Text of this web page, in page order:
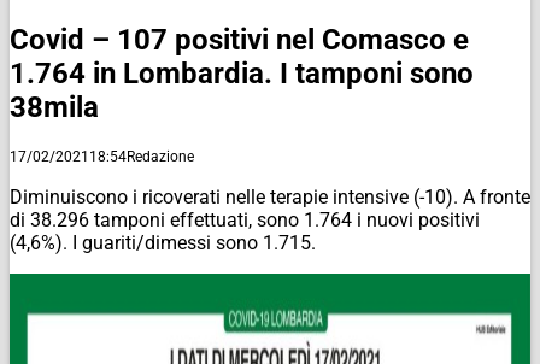
Covid – 107 positivi nel Comasco e
1.764 in Lombardia. I tamponi sono
38mila
17/02/2021 18:54Redazione
Diminuiscono i ricoverati nelle terapie intensive (-10). A fronte
di 38.296 tamponi effettuati, sono 1.764 i nuovi positivi
(4,6%). I guariti/dimessi sono 1.715.